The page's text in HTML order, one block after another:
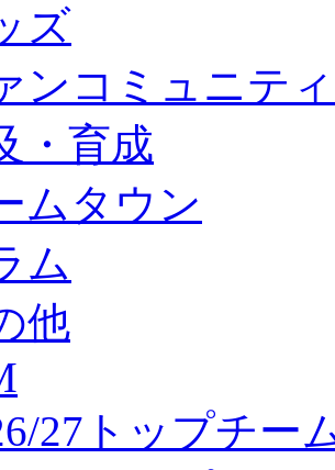
ーについて
タッフ
ユース
（ナラディーア）
ー募集
念
ビリティ
支援
ジェクト
ズ
ンコミュニティ
・育成
ムタウン
ム
他
27トップチー